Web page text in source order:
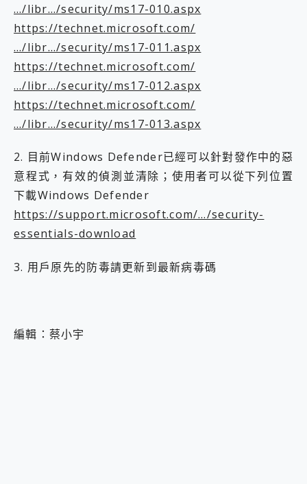
…/libr…/security/ms17-010.aspx
https://technet.microsoft.com/
…/libr…/security/ms17-011.aspx
https://technet.microsoft.com/
…/libr…/security/ms17-012.aspx
https://technet.microsoft.com/
…/libr…/security/ms17-013.aspx
2. 目前Windows Defender已經可以針對發作中的惡
意程式，有效的偵測並清除；使用者可以從下列位置
下載Windows Defender
https://support.microsoft.com/…/security-
essentials-download
3. 用戶原先的防毒請更新到最新病毒碼
編輯：蔡小宇